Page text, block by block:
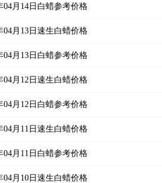
04月14日白蜡参考价格
04月13日速生白蜡价格
04月13日白蜡参考价格
04月12日速生白蜡价格
04月12日白蜡参考价格
04月11日速生白蜡价格
04月11日白蜡参考价格
04月10日速生白蜡价格